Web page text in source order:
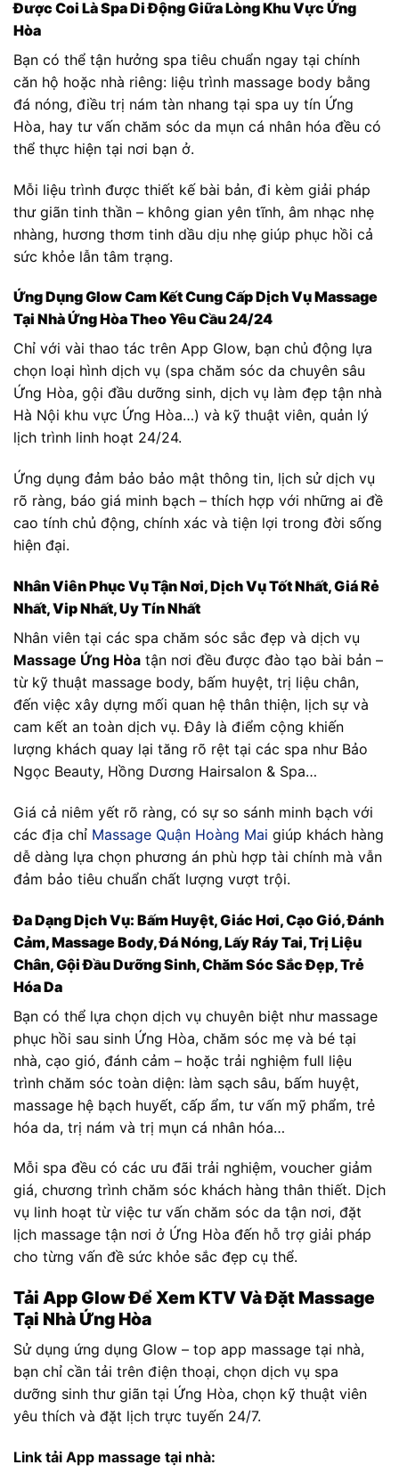
Được Coi Là Spa Di Động Giữa Lòng Khu Vực Ứng
Hòa
Bạn có thể tận hưởng spa tiêu chuẩn ngay tại chính
căn hộ hoặc nhà riêng: liệu trình massage body bằng
đá nóng, điều trị nám tàn nhang tại spa uy tín Ứng
Hòa, hay tư vấn chăm sóc da mụn cá nhân hóa đều có
thể thực hiện tại nơi bạn ở.
Mỗi liệu trình được thiết kế bài bản, đi kèm giải pháp
thư giãn tinh thần – không gian yên tĩnh, âm nhạc nhẹ
nhàng, hương thơm tinh dầu dịu nhẹ giúp phục hồi cả
sức khỏe lẫn tâm trạng.
Ứng Dụng Glow Cam Kết Cung Cấp Dịch Vụ Massage
Tại Nhà Ứng Hòa Theo Yêu Cầu 24/24
Chỉ với vài thao tác trên App Glow, bạn chủ động lựa
chọn loại hình dịch vụ (spa chăm sóc da chuyên sâu
Ứng Hòa, gội đầu dưỡng sinh, dịch vụ làm đẹp tận nhà
Hà Nội khu vực Ứng Hòa…) và kỹ thuật viên, quản lý
lịch trình linh hoạt 24/24.
Ứng dụng đảm bảo bảo mật thông tin, lịch sử dịch vụ
rõ ràng, báo giá minh bạch – thích hợp với những ai đề
cao tính chủ động, chính xác và tiện lợi trong đời sống
hiện đại.
Nhân Viên Phục Vụ Tận Nơi, Dịch Vụ Tốt Nhất, Giá Rẻ
Nhất, Vip Nhất, Uy Tín Nhất
Nhân viên tại các spa chăm sóc sắc đẹp và dịch vụ
Massage Ứng Hòa tận nơi đều được đào tạo bài bản –
từ kỹ thuật massage body, bấm huyệt, trị liệu chân,
đến việc xây dựng mối quan hệ thân thiện, lịch sự và
cam kết an toàn dịch vụ. Đây là điểm cộng khiến
lượng khách quay lại tăng rõ rệt tại các spa như Bảo
Ngọc Beauty, Hồng Dương Hairsalon & Spa…
Giá cả niêm yết rõ ràng, có sự so sánh minh bạch với
các địa chỉ Massage Quận Hoàng Mai giúp khách hàng
dễ dàng lựa chọn phương án phù hợp tài chính mà vẫn
đảm bảo tiêu chuẩn chất lượng vượt trội.
Đa Dạng Dịch Vụ: Bấm Huyệt, Giác Hơi, Cạo Gió, Đánh
Cảm, Massage Body, Đá Nóng, Lấy Ráy Tai, Trị Liệu
Chân, Gội Đầu Dưỡng Sinh, Chăm Sóc Sắc Đẹp, Trẻ
Hóa Da
Bạn có thể lựa chọn dịch vụ chuyên biệt như massage
phục hồi sau sinh Ứng Hòa, chăm sóc mẹ và bé tại
nhà, cạo gió, đánh cảm – hoặc trải nghiệm full liệu
trình chăm sóc toàn diện: làm sạch sâu, bấm huyệt,
massage hệ bạch huyết, cấp ẩm, tư vấn mỹ phẩm, trẻ
hóa da, trị nám và trị mụn cá nhân hóa…
Mỗi spa đều có các ưu đãi trải nghiệm, voucher giảm
giá, chương trình chăm sóc khách hàng thân thiết. Dịch
vụ linh hoạt từ việc tư vấn chăm sóc da tận nơi, đặt
lịch massage tận nơi ở Ứng Hòa đến hỗ trợ giải pháp
cho từng vấn đề sức khỏe sắc đẹp cụ thể.
Tải App Glow Để Xem KTV Và Đặt Massage
Tại Nhà Ứng Hòa
Sử dụng ứng dụng Glow – top app massage tại nhà,
bạn chỉ cần tải trên điện thoại, chọn dịch vụ spa
dưỡng sinh thư giãn tại Ứng Hòa, chọn kỹ thuật viên
yêu thích và đặt lịch trực tuyến 24/7.
Link tải App massage tại nhà: